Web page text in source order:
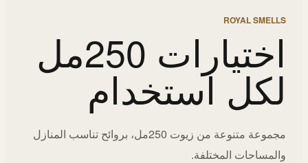
ROYAL SMELLS
اختيارات 250مل
لكل استخدام
مجموعة متنوعة من زيوت 250مل، بروائح تناسب المنازل
والمساحات المختلفة.